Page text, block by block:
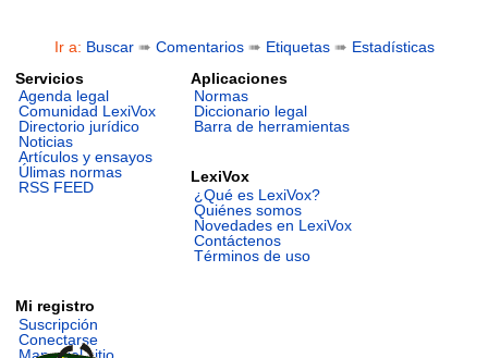
Ir a: Buscar➠ Comentarios➠ Etiquetas➠ Estadísticas
Servicios
Agenda legal
Comunidad LexiVox
Directorio jurídico
Noticias
Artículos y ensayos
Úlimas normas
RSS FEED
Aplicaciones
Normas
Diccionario legal
Barra de herramientas
LexiVox
¿Qué es LexiVox?
Quiénes somos
Novedades en LexiVox
Contáctenos
Términos de uso
Mi registro
Suscripción
Conectarse
Mapa del sitio